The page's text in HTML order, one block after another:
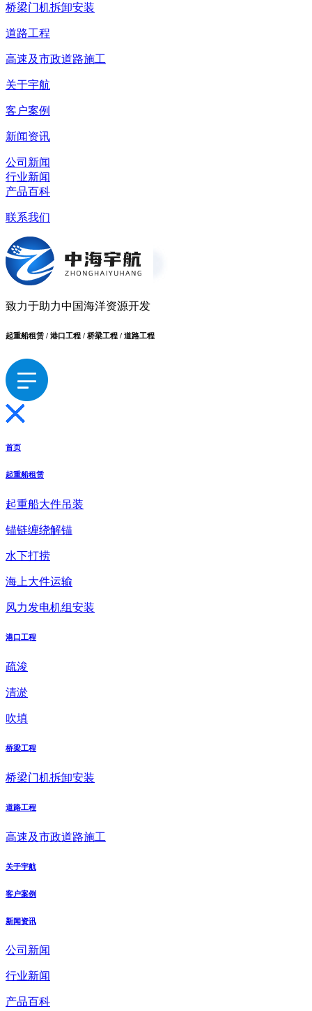
桥梁门机拆卸安装
道路工程
高速及市政道路施工
关于宇航
客户案例
新闻资讯
公司新闻
行业新闻
产品百科
联系我们
致力于助力中国海洋资源开发
起重船租赁 / 港口工程 / 桥梁工程 / 道路工程
首页
起重船租赁
起重船大件吊装
锚链缠绕解锚
水下打捞
海上大件运输
风力发电机组安装
港口工程
疏浚
清淤
吹填
桥梁工程
桥梁门机拆卸安装
道路工程
高速及市政道路施工
关于宇航
客户案例
新闻资讯
公司新闻
行业新闻
产品百科